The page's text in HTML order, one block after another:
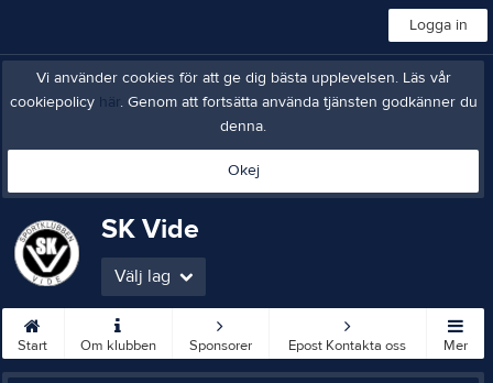
Logga in
Vi använder cookies för att ge dig bästa upplevelsen. Läs vår
cookiepolicy här. Genom att fortsätta använda tjänsten godkänner du
denna.
Okej
SK Vide
Välj lag
Start Om klubben Sponsorer Epost Kontakta oss Mer